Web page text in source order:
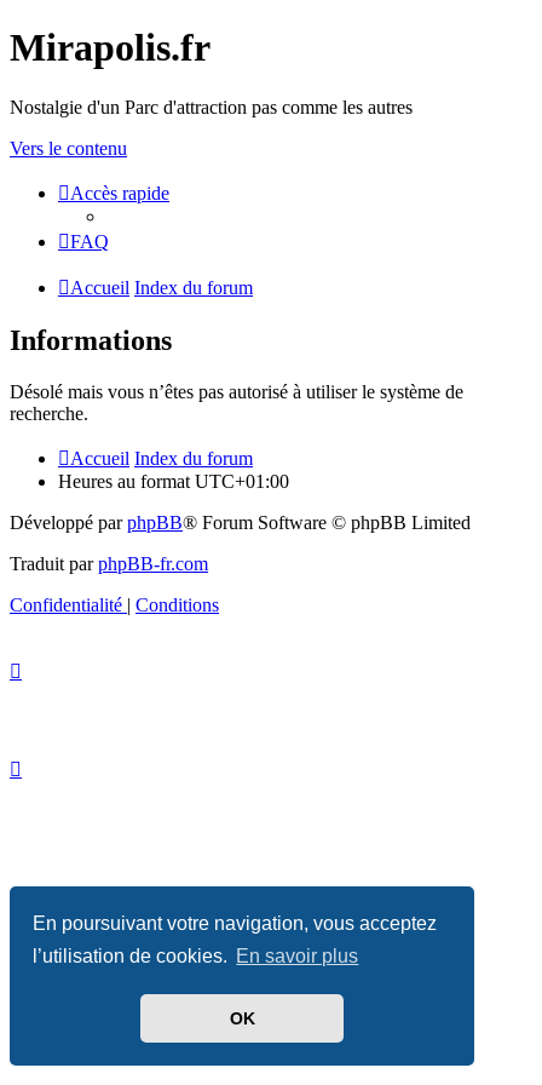
En poursuivant votre navigation, vous acceptez
l’utilisation de cookies. En savoir plus
OK
Mirapolis.fr
Nostalgie d'un Parc d'attraction pas comme les autres
Vers le contenu
Accès rapide
FAQ
Accueil Index du forum
Informations
Désolé mais vous n’êtes pas autorisé à utiliser le système de
recherche.
Accueil Index du forum
Heures au format UTC+01:00
Développé parphpBB® Forum Software © phpBB Limited
Traduit parphpBB-fr.com
Confidentialité | Conditions